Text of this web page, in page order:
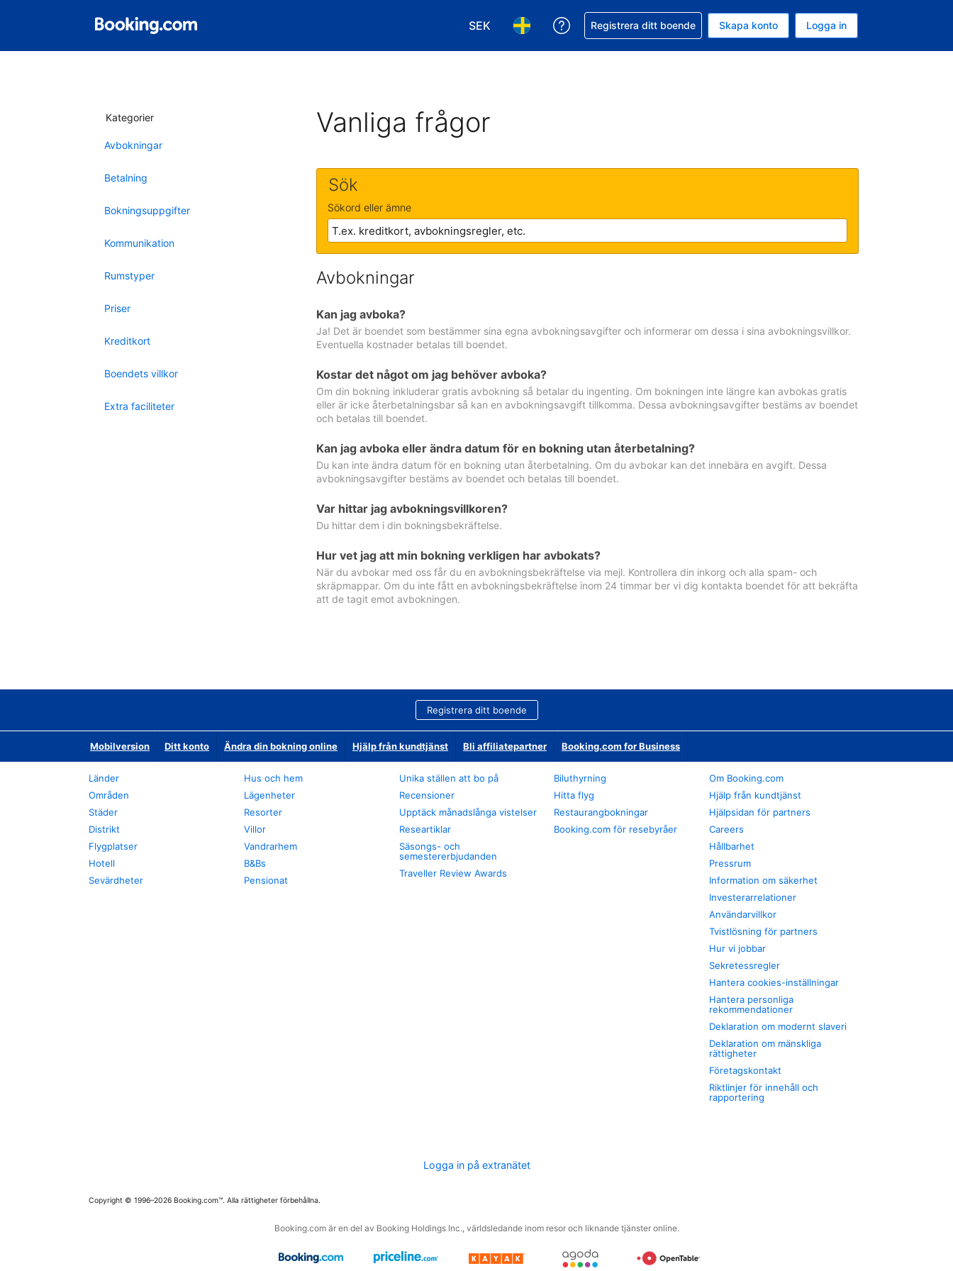
SEK
Välj valuta. Din nuvarande valuta är Svenska kronor
Välj språk. Ditt nuvarande språk är Svenska
Få hjälp med din bokning
Registrera ditt boende Skapa konto Logga in
Kategorier
Avbokningar
Betalning
Bokningsuppgifter
Kommunikation
Rumstyper
Priser
Kreditkort
Boendets villkor
Extra faciliteter
Vanliga frågor
Sök
Sökord eller ämne
Avbokningar
Kan jag avboka?
Ja! Det är boendet som bestämmer sina egna avbokningsavgifter och informerar om dessa i sina avbokningsvillkor.
Eventuella kostnader betalas till boendet.
Kostar det något om jag behöver avboka?
Om din bokning inkluderar gratis avbokning så betalar du ingenting. Om bokningen inte längre kan avbokas gratis
eller är icke återbetalningsbar så kan en avbokningsavgift tillkomma. Dessa avbokningsavgifter bestäms av boendet
och betalas till boendet.
Kan jag avboka eller ändra datum för en bokning utan återbetalning?
Du kan inte ändra datum för en bokning utan återbetalning. Om du avbokar kan det innebära en avgift. Dessa
avbokningsavgifter bestäms av boendet och betalas till boendet.
Var hittar jag avbokningsvillkoren?
Du hittar dem i din bokningsbekräftelse.
Hur vet jag att min bokning verkligen har avbokats?
När du avbokar med oss får du en avbokningsbekräftelse via mejl. Kontrollera din inkorg och alla spam- och
skräpmappar. Om du inte fått en avbokningsbekräftelse inom 24 timmar ber vi dig kontakta boendet för att bekräfta
att de tagit emot avbokningen.
Registrera ditt boende
Mobilversion Ditt konto Ändra din bokning online Hjälp från kundtjänst Bli affiliatepartner Booking.com for Business
Länder
Områden
Städer
Distrikt
Flygplatser
Hotell
Sevärdheter
Hus och hem
Lägenheter
Resorter
Villor
Vandrarhem
B&Bs
Pensionat
Unika ställen att bo på
Recensioner
Upptäck månadslånga vistelser
Researtiklar
Säsongs- och
semestererbjudanden
Traveller Review Awards
Biluthyrning
Hitta flyg
Restaurangbokningar
Booking.com för resebyråer
Om Booking.com
Hjälp från kundtjänst
Hjälpsidan för partners
Careers
Hållbarhet
Pressrum
Information om säkerhet
Investerarrelationer
Användarvillkor
Tvistlösning för partners
Hur vi jobbar
Sekretessregler
Hantera cookies-inställningar
Hantera personliga
rekommendationer
Deklaration om modernt slaveri
Deklaration om mänskliga
rättigheter
Företagskontakt
Riktlinjer för innehåll och
rapportering
Logga in på extranätet
Copyright © 1996–2026 Booking.com™. Alla rättigheter förbehållna.
Booking.com är en del av Booking Holdings Inc., världsledande inom resor och liknande tjänster online.